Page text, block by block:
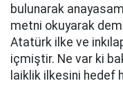
bulunarak
metni okuyarak
Atatürk ilke ve
içmiştir. Ne var ki
laiklik ilkesini hedef